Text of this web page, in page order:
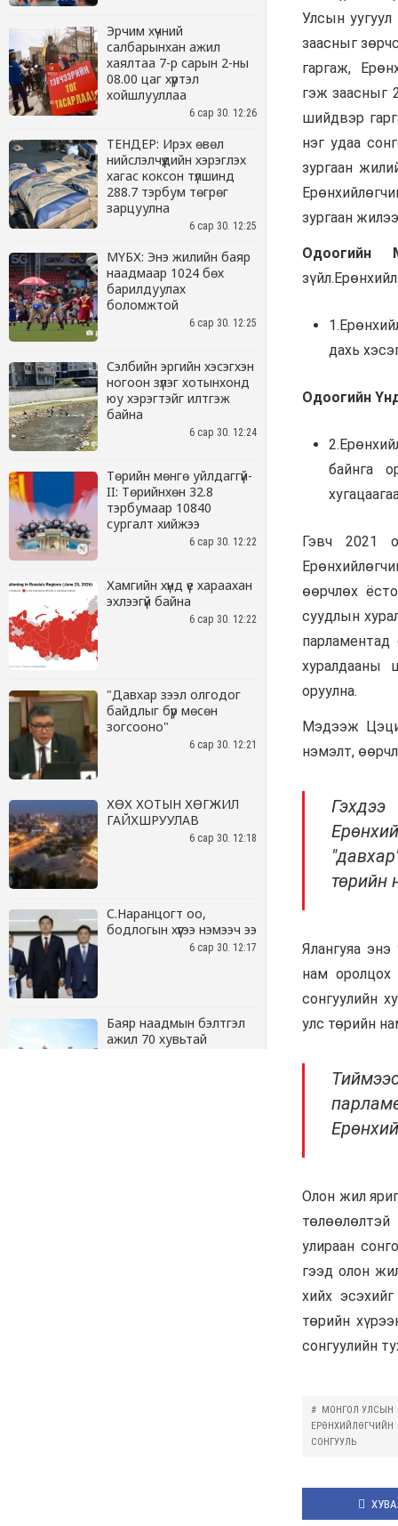
Эрчим хүчний
салбарынхан ажил
хаялтаа 7-р сарын 2-ны
08.00 цаг хүртэл
хойшлууллаа
6 сар 30. 12:26
ТЕНДЕР: Ирэх өвөл
нийслэлчүүдийн хэрэглэх
хагас коксон түлшинд
288.7 тэрбум төгрөг
зарцуулна
6 сар 30. 12:25
МҮБХ: Энэ жилийн баяр
наадмаар 1024 бөх
барилдуулах
боломжтой
6 сар 30. 12:25
Сэлбийн эргийн хэсэгхэн
ногоон зүлэг хотынхонд
юу хэрэгтэйг илтгэж
байна
6 сар 30. 12:24
Төрийн мөнгө уйлдаггүй-
II: Төрийнхөн 32.8
тэрбумаар 10840
сургалт хийжээ
6 сар 30. 12:22
Хамгийн хүнд үе хараахан
эхлээгүй байна
6 сар 30. 12:22
"Давхар зээл олгодог
байдлыг бүр мөсөн
зогсооно"
6 сар 30. 12:21
ХӨХ ХОТЫН ХӨГЖИЛ
ГАЙХШРУУЛАВ
6 сар 30. 12:18
С.Наранцогт оо,
бодлогын хүүгээ нэмээч ээ
6 сар 30. 12:17
Баяр наадмын бэлтгэл
ажил 70 хувьтай